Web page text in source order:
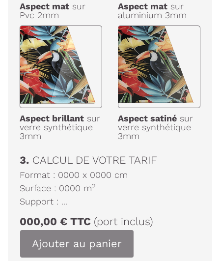
Aspect mat sur
Pvc 2mm
Aspect mat sur
aluminium 3mm
Aspect brillant sur
verre synthétique
3mm
Aspect satiné sur
verre synthétique
3mm
3. CALCUL DE VOTRE TARIF
Format : 0000 x 0000 cm
Surface : 0000 m2
Support : ...
000,00 € TTC (port inclus)
Ajouter au panier